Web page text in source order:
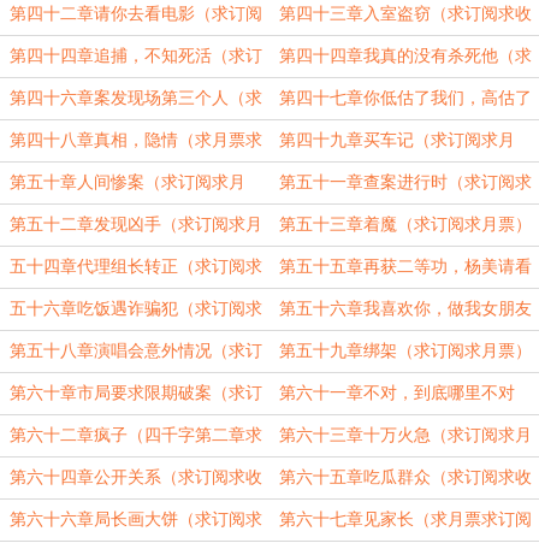
票求收藏） （求月票求订阅求收藏）
第四十二章请你去看电影（求订阅
求月票求收藏）
第四十三章入室盗窃（求订阅求收
藏求月票）
第四十四章追捕，不知死活（求订
阅求收藏求月票）
第四十四章我真的没有杀死他（求
订阅求收藏求月票）
第四十六章案发现场第三个人（求
订阅求收藏求月票）
第四十七章你低估了我们，高估了
自己（求月票求订阅）
第四十八章真相，隐情（求月票求
订阅）
第四十九章买车记（求订阅求月
票）
第五十章人间惨案（求订阅求月
票）
第五十一章查案进行时（求订阅求
月票）
第五十二章发现凶手（求订阅求月
票）
第五十三章着魔（求订阅求月票）
五十四章代理组长转正（求订阅求
月票）
第五十五章再获二等功，杨美请看
演唱会（求订阅求月票）
五十六章吃饭遇诈骗犯（求订阅求
月票）
第五十六章我喜欢你，做我女朋友
吧（求订阅求月票）
第五十八章演唱会意外情况（求订
阅求收藏）
第五十九章绑架（求订阅求月票）
第六十章市局要求限期破案（求订
阅求收藏求月票）
第六十一章不对，到底哪里不对
（求订阅求月票求收藏）
第六十二章疯子（四千字第二章求
订阅求月票）
第六十三章十万火急（求订阅求月
票）
第六十四章公开关系（求订阅求收
藏求月票）
第六十五章吃瓜群众（求订阅求收
藏求月票）
第六十六章局长画大饼（求订阅求 第六十七章见家长（求月票求订阅